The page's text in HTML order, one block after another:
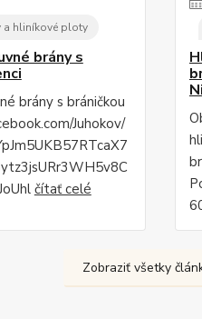
a hliníkové ploty
brány s
brány s bráničkou
Juhokov/
čítať celé
Zobraziť všetky